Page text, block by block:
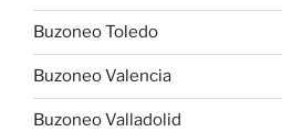
Buzoneo Toledo
Buzoneo Valencia
Buzoneo Valladolid